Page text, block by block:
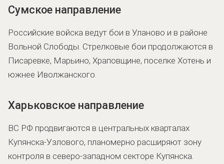
Сумское направление
Российские войска ведут бои в Уланово и в районе
Вольной Слободы. Стрелковые бои продолжаются в
Писаревке, Марьино, Храповщине, поселке Хотень и
южнее Иволжанского.
Харьковское направление
ВС РФ продвигаются в центральных кварталах
Купянска-Узлового, планомерно расширяют зону
контроля в северо-западном секторе Купянска.